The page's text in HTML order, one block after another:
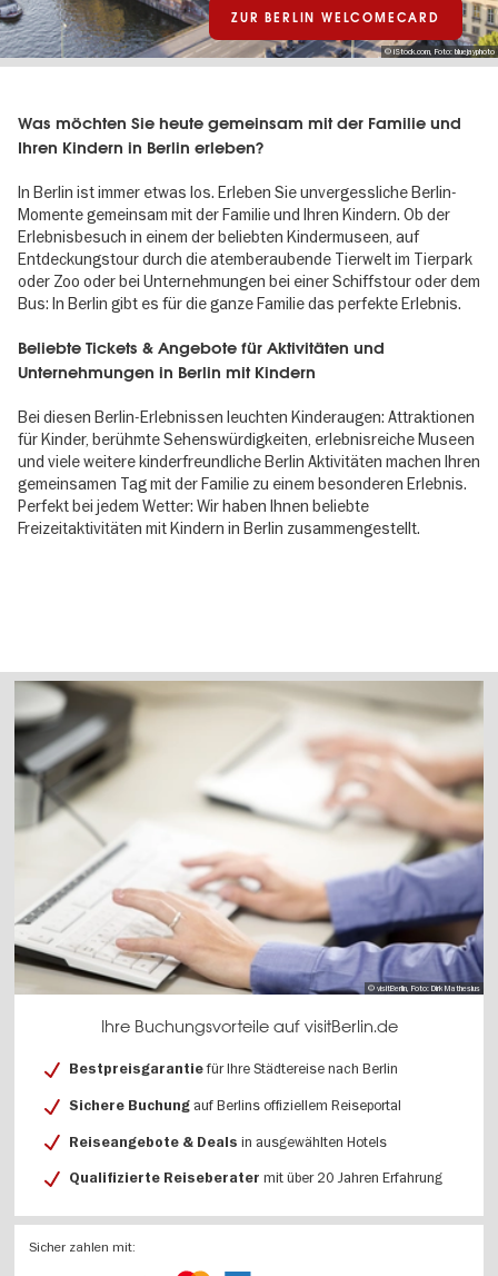
© iStock.com, Foto: bluejayphoto
ZUR BERLIN WELCOMECARD
Was möchten Sie heute gemeinsam mit der Familie und
Ihren Kindern in Berlin erleben?
In Berlin ist immer etwas los. Erleben Sie unvergessliche Berlin-
Momente gemeinsam mit der Familie und Ihren Kindern. Ob der
Erlebnisbesuch in einem der beliebten Kindermuseen, auf
Entdeckungstour durch die atemberaubende Tierwelt im Tierpark
oder Zoo oder bei Unternehmungen bei einer Schiffstour oder dem
Bus: In Berlin gibt es für die ganze Familie das perfekte Erlebnis.
Beliebte Tickets & Angebote für Aktivitäten und
Unternehmungen in Berlin mit Kindern
Bei diesen Berlin-Erlebnissen leuchten Kinderaugen: Attraktionen
für Kinder, berühmte Sehenswürdigkeiten, erlebnisreiche Museen
und viele weitere kinderfreundliche Berlin Aktivitäten machen Ihren
gemeinsamen Tag mit der Familie zu einem besonderen Erlebnis.
Perfekt bei jedem Wetter: Wir haben Ihnen beliebte
Freizeitaktivitäten mit Kindern in Berlin zusammengestellt.
© visitBerlin, Foto: Dirk Mathesius
Ihre Buchungsvorteile auf visitBerlin.de
Bestpreisgarantiefür Ihre Städtereise nach Berlin
Sichere Buchungauf Berlins offiziellem Reiseportal
Reiseangebote & Dealsin ausgewählten Hotels
Qualifizierte Reiseberater mit über 20 Jahren Erfahrung
Sicher zahlen mit: